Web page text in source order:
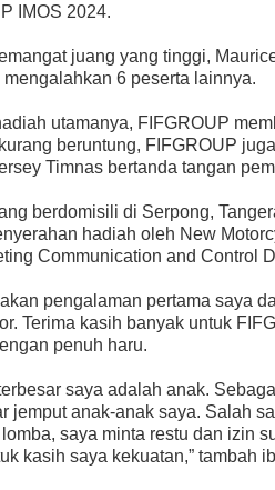
IMOS 2024.
juang yang tinggi,
mengalahkan 6 peserta lainnya.
utamanya, FIFGROUP
beruntung, FIFGROUP
Timnas bertanda tangan
berdomisili di Serpong,
hadiah oleh New
Communication and Control
pengalaman pertama saya
Terima kasih banyak untuk
penuh haru.
saya adalah anak.
jemput anak-anak saya. Salah
saya minta restu dan izin
kasih saya kekuatan,” tambah